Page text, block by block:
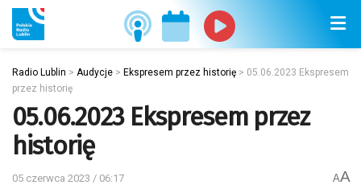
Radio Lublin > Audycje > Ekspresem przez historię > 05.06.2023 Ekspresem
przez historię
05.06.2023 Ekspresem przez
historię
05 czerwca 2023 / 06:17 AA